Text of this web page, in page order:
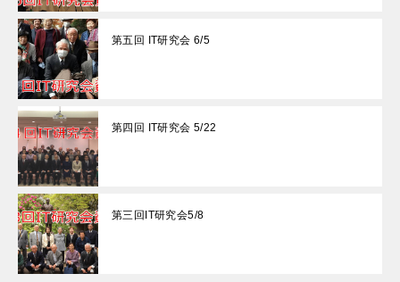
第五回 IT研究会 6/5
第四回 IT研究会 5/22
第三回IT研究会5/8